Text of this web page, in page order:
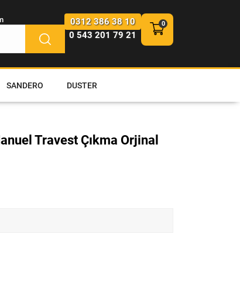
0312 386 38 10
0 543 201 79 21
SANDERO DUSTER
Travest Çıkma Orjinal